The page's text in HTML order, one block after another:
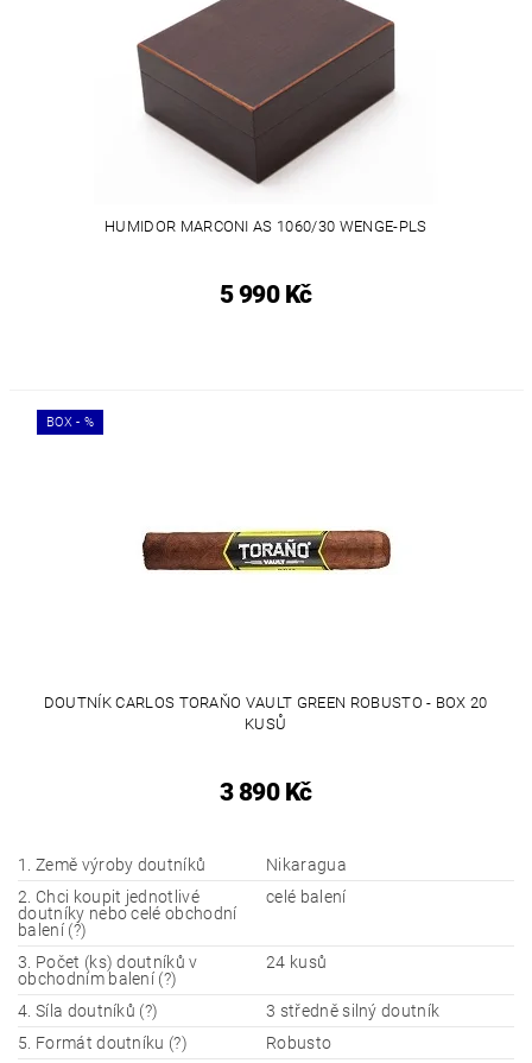
HUMIDOR MARCONI AS 1060/30 WENGE-PLS
5 990 Kč
BOX - %
DOUTNÍK CARLOS TORAŇO VAULT GREEN ROBUSTO - BOX 20
KUSŮ
3 890 Kč
1. Země výroby doutníků
Nikaragua
2. Chci koupit jednotlivé
doutníky nebo celé obchodní
balení (?)
celé balení
3. Počet (ks) doutníků v
obchodním balení (?)
24 kusů
4. Síla doutníků (?)
3 středně silný doutník
5. Formát doutníku (?)
Robusto